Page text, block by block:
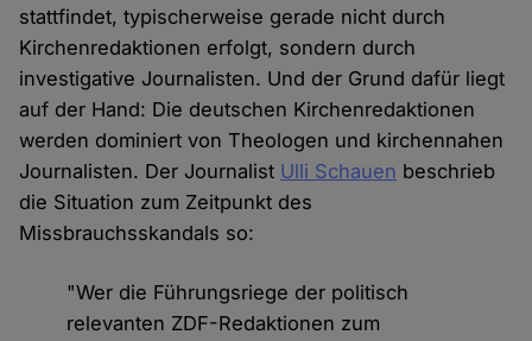
stattfindet, typischerweise gerade nicht durch
Kirchenredaktionen erfolgt, sondern durch
investigative Journalisten. Und der Grund dafür liegt
auf der Hand: Die deutschen Kirchenredaktionen
werden dominiert von Theologen und kirchennahen
Journalisten. Der Journalist Ulli Schauen beschrieb
die Situation zum Zeitpunkt des
Missbrauchsskandals so:
"Wer die Führungsriege der politisch
relevanten ZDF-Redaktionen zum